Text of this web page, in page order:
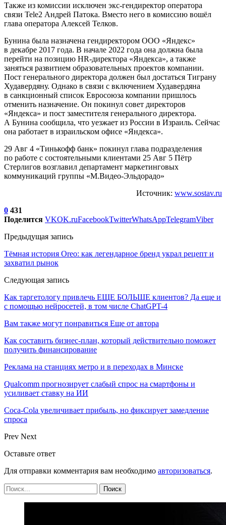
Также из комиссии исключен экс-гендиректор оператора
связи Tele2 Андрей Патока. Вместо него в комиссию вошёл
глава оператора Алексей Телков.
Бунина была назначена гендиректором ООО «Яндекс»
в декабре 2017 года. В начале 2022 года она должна была
перейти на позицию HR-директора «Яндекса», а также
заняться развитием образовательных проектов компании.
Пост генерального директора должен был достаться Тиграну
Худавердяну. Однако в связи с включением Худавердяна
в санкционный список Евросоюза компании пришлось
отменить назначение. Он покинул совет директоров
«Яндекса» и пост заместителя генерального директора.
А Бунина сообщила, что уезжает из России в Израиль. Сейчас
она работает в израильском офисе «Яндекса».
29 Авг 4 «Тинькофф банк» покинул глава подразделения
по работе с состоятельными клиентами 25 Авг 5 Пётр
Стерлигов возглавил департамент маркетинговых
коммуникаций группы «М.Видео-Эльдорадо»
Источник: www.sostav.ru
0 431
Поделится VKOK.ruFacebookTwitterWhatsAppTelegramViber
Предыдущая запись
Тёмная история Oreo: как легендарное бренд украл рецепт и
захватил рынок
Следующая запись
Как таргетологу привлечь ЕЩЕ БОЛЬШЕ клиентов? Да еще и
с помощью нейросетей, в том числе ChatGPT-4
Вам также могут понравиться Еще от автора
Как составить бизнес-план, который действительно поможет
получить финансирование
Реклама на станциях метро и в переходах в Минске
Qualcomm прогнозирует слабый спрос на смартфоны и
усиливает ставку на ИИ
Coca-Cola увеличивает прибыль, но фиксирует замедление
спроса
Prev Next
Оставьте ответ
Для отправки комментария вам необходимо авторизоваться.